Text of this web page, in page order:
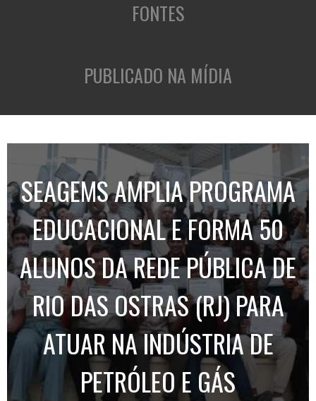
FONTES
PUBLICADO NA MÍDIA
SEAGEMS AMPLIA PROGRAMA
EDUCACIONAL E FORMA 50
ALUNOS DA REDE PÚBLICA DE
RIO DAS OSTRAS (RJ) PARA
ATUAR NA INDÚSTRIA DE
PETRÓLEO E GÁS